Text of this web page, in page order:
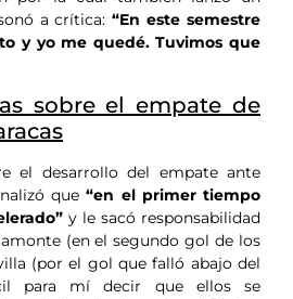
a crítica:“En este semestre
y yo me quedé. Tuvimos que
sobre el empate de
el desarrollo del empate ante
que“en el primer tiempo
y le sacó responsabilidad
(en el segundo gol de los
(por el gol que falló abajo del
para mí decir que ellos se